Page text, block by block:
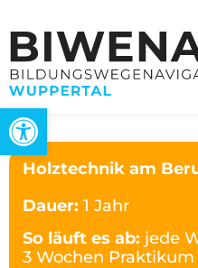
Werkzeugleiste öffnen
Holztechnik am
Dauer: 1 Jahr
So läuft es ab: jede
3 Wochen Praktikum